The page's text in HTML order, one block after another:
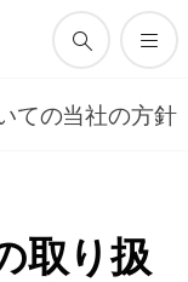
ての当社の方針
取り扱